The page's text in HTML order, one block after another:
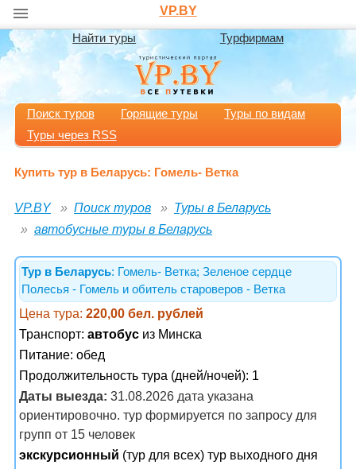
VP.BY
Найти туры Турфирмам
Поиск туров Горящие туры
Туры по видам
Туры через RSS
Купить тур в Беларусь: Гомель- Ветка
VP.BY Поиск туров
Туры в Беларусь
автобусные туры в Беларусь
Тур в Беларусь: Гомель- Ветка; Зеленое сердце
Полесья - Гомель и обитель староверов - Ветка
Цена тура: 220,00 бел. рублей
Транспорт: автобус из Минска
Питание: обед
Продолжительность тура (дней/ночей): 1
Даты выезда: 31.08.2026 дата указана
ориентировочно. тур формируется по запросу для
групп от 15 человек
экскурсионный (тур для всех) тур выходного дня